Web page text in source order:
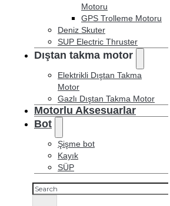
Motoru
GPS Trolleme Motoru
Deniz Skuter
SUP Electric Thruster
Dıştan takma motor
Elektrikli Dıştan Takma
Motor
Gazlı Dıştan Takma Motor
Motorlu Aksesuarlar
Bot
Şişme bot
Kayık
SÜP
Ara